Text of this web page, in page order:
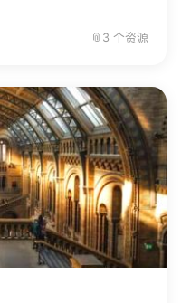
📎 3 个资源